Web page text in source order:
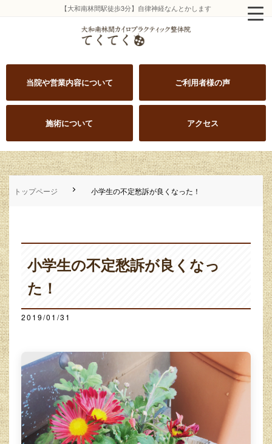
【大和南林間駅徒歩3分】自律神経なんとかします
当院や営業内容について ご利用者様の声
施術について アクセス
トップページ 小学生の不定愁訴が良くなった！
小学生の不定愁訴が良くなっ
た！
2019/01/31